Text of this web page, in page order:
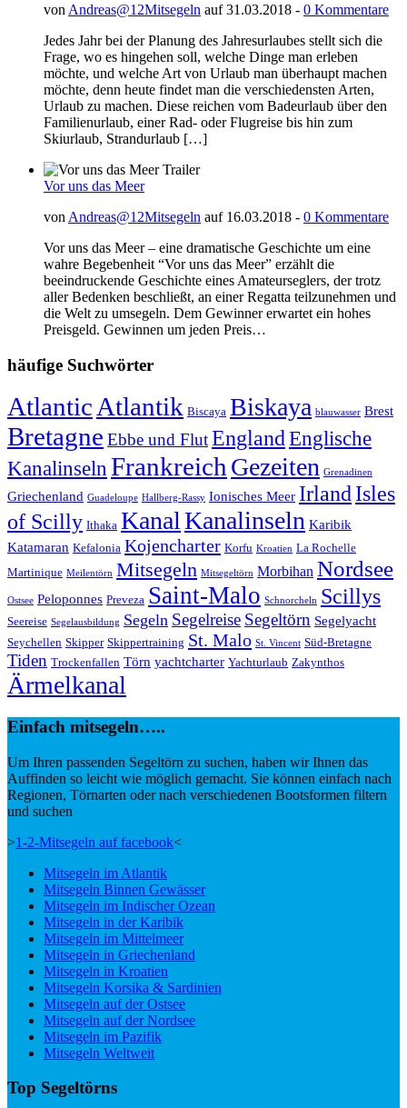
von Andreas@12Mitsegeln auf 31.03.2018 - 0 Kommentare
Jedes Jahr bei der Planung des Jahresurlaubes stellt sich die
Frage, wo es hingehen soll, welche Dinge man erleben
möchte, und welche Art von Urlaub man überhaupt machen
möchte, denn heute findet man die verschiedensten Arten,
Urlaub zu machen. Diese reichen vom Badeurlaub über den
Familienurlaub, einer Rad- oder Flugreise bis hin zum
Skiurlaub, Strandurlaub […]
Vor uns das Meer
von Andreas@12Mitsegeln auf 16.03.2018 - 0 Kommentare
Vor uns das Meer – eine dramatische Geschichte um eine
wahre Begebenheit “Vor uns das Meer” erzählt die
beeindruckende Geschichte eines Amateurseglers, der trotz
aller Bedenken beschließt, an einer Regatta teilzunehmen und
die Welt zu umsegeln. Dem Gewinner erwartet ein hohes
Preisgeld. Gewinnen um jeden Preis…
häufige Suchwörter
Atlantic Atlantik Biscaya Biskaya blauwasser Brest
Bretagne Ebbe und Flut EnglandEnglische
KanalinselnFrankreich Gezeiten Grenadinen
Griechenland Guadeloupe Hallberg-Rassy Ionisches Meer IrlandIsles
of Scilly Ithaka KanalKanalinseln Karibik
Katamaran Kefalonia Kojencharter Korfu Kroatien La Rochelle
Martinique Meilentörn Mitsegeln Mitsegeltörn Morbihan Nordsee
Ostsee Peloponnes Preveza Saint-Malo Schnorcheln Scillys
Seereise Segelausbildung Segeln Segelreise Segeltörn Segelyacht
Seychellen Skipper Skippertraining St. Malo St. Vincent Süd-Bretagne
Tiden Trockenfallen Törn yachtcharter Yachturlaub Zakynthos
Ärmelkanal
Einfach mitsegeln…..
Um Ihren passenden Segeltörn zu suchen, haben wir Ihnen das
Auffinden so leicht wie möglich gemacht. Sie können einfach nach
Regionen, Törnarten oder nach verschiedenen Bootsformen filtern
und suchen
>1-2-Mitsegeln auf facebook<
Mitsegeln im Atlantik
Mitsegeln Binnen Gewässer
Mitsegeln im Indischer Ozean
Mitsegeln in der Karibik
Mitsegeln im Mittelmeer
Mitsegeln in Griechenland
Mitsegeln in Kroatien
Mitsegeln Korsika & Sardinien
Mitsegeln auf der Ostsee
Mitsegeln auf der Nordsee
Mitsegeln im Pazifik
Mitsegeln Weltweit
Top Segeltörns